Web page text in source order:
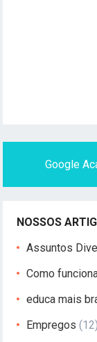
Google
NOSSOS
Assuntos
Como
educa mais
Empregos (12)